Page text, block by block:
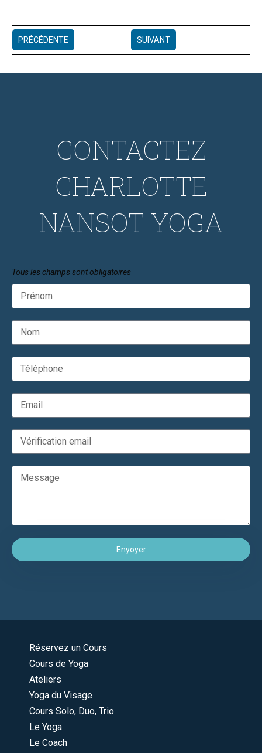
PRÉCÉDENTE SUIVANT
CONTACTEZ
CHARLOTTE
NANSOT YOGA
Tous les champs sont obligatoires
Enyoyer
Réservez un Cours
Cours de Yoga
Ateliers
Yoga du Visage
Cours Solo, Duo, Trio
Le Yoga
Le Coach